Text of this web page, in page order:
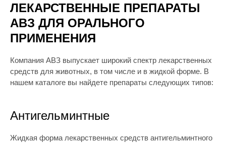
ЛЕКАРСТВЕННЫЕ ПРЕПАРАТЫ
АВЗ ДЛЯ ОРАЛЬНОГО
ПРИМЕНЕНИЯ
Компания АВЗ выпускает широкий спектр лекарственных
средств для животных, в том числе и в жидкой форме. В
нашем каталоге вы найдете препараты следующих типов:
Антигельминтные
Жидкая форма лекарственных средств антигельминтного